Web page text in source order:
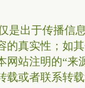
是出于传播信
的真实性；如
网站注明的“来
载或者联系转